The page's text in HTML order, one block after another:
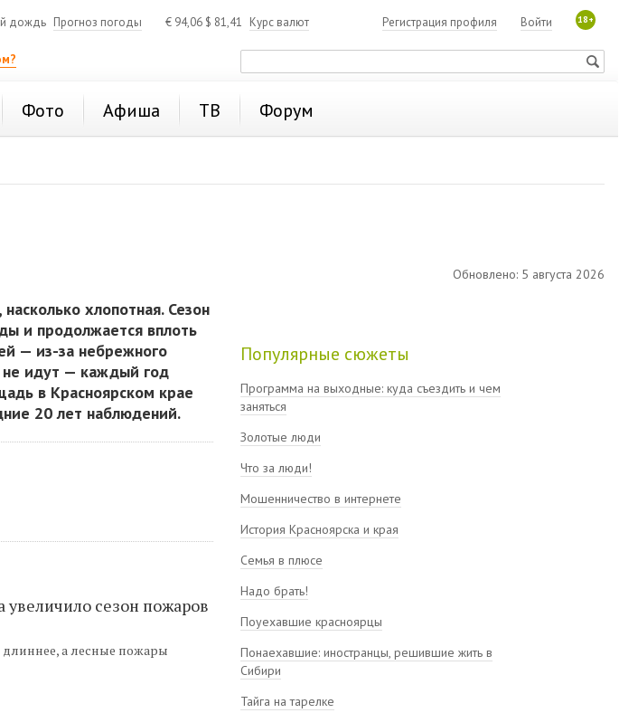
дождь Прогноз погоды € 94,06 $ 81,41 Курс валют 18+
Войти
Регистрация профиля
Фото Афиша ТВ Форум
Обновлено: 5 августа 2026
хлопотная. Сезон
и продолжается вплоть
— из-за небрежного
не идут — каждый год
в Красноярском крае
20 лет наблюдений.
сезон пожаров
а лесные пожары
Популярные сюжеты
Программа на выходные: куда съездить и чем
заняться
Золотые люди
Что за люди!
Мошенничество в интернете
История Красноярска и края
Семья в плюсе
Надо брать!
Поуехавшие красноярцы
Понаехавшие: иностранцы, решившие жить в
Сибири
Тайга на тарелке